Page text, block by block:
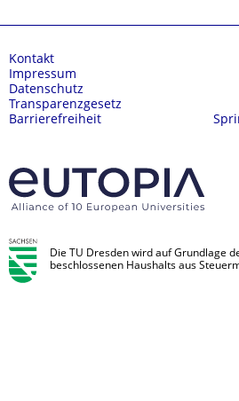
Kontakt
Impressum
Datenschutz
Transparenzgesetz
Barrierefreiheit
Die TU Dresden wird auf Grundlage
beschlossenen Haushalts aus